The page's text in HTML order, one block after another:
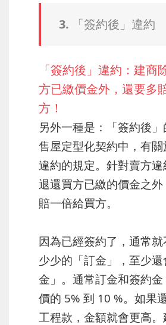
3. 「簽約後」違約
「簽約後」違約：建商
方已繳價金外，還要多
方！
另外一種是：「簽約後
售屋定型化契約中，有
違約的規定。針對賣方
退還買方已繳的價金之外
賠一倍給買方。
因為已經簽約了，通常
少少的「訂金」，至少
金」。通常訂金和簽約
價的 5% 到 10 %。如果
工程款，金額就會更高